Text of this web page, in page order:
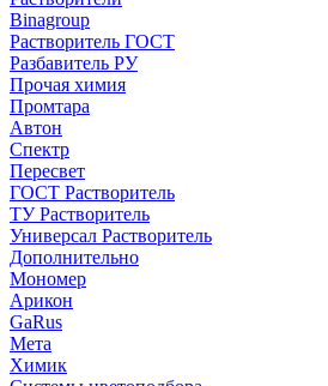
Binagroup
Растворитель ГОСТ
Разбавитель РУ
Прочая химия
Промтара
Автон
Спектр
Пересвет
ГОСТ Растворитель
ТУ Растворитель
Универсал Растворитель
Дополнительно
Мономер
Арикон
GaRus
Мета
Химик